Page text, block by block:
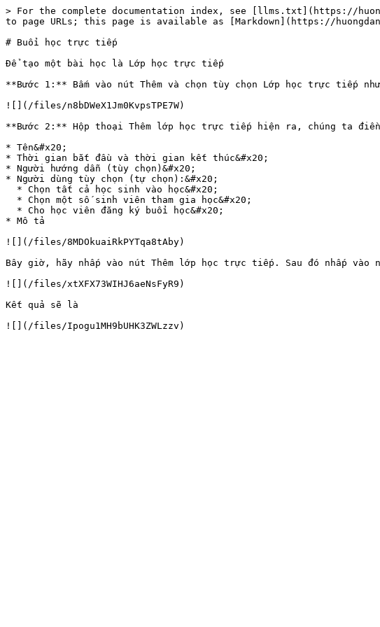
> For the complete documentation index, see [llms.txt](https://
to page URLs; this page is available as [Markdown](https://
# Buổi học trực tiếp
Để tạo một bài học là Lớp học trực tiếp
**Bước 1:** Bấm vào nút Thêm và chọn tùy chọn Lớp học trực tiếp
![](/files/n8bDWeX1Jm0KvpsTPE7W)
**Bước 2:** Hộp thoại Thêm lớp học trực tiếp hiện ra, chúng ta
* Tên&#x20;
* Thời gian bắt đầu và thời gian kết thúc&#x20;
* Người hướng dẫn (tùy chọn)&#x20;
* Người dùng tùy chọn (tự chọn):&#x20;
* Mô tả
![](/files/8MDOkuaiRkPYTqa8tAby)
Bây giờ, hãy nhấp vào nút Thêm lớp học trực tiếp. Sau đó nhấp vào
![](/files/xtXFX73WIHJ6aeNsFyR9)
Kết quả sẽ là